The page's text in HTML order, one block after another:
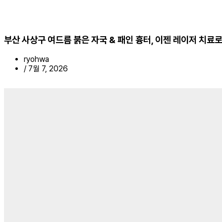
부산 사상구 여드름 붉은 자국 & 패인 흉터, 이젠 레이저 치료
ryohwa
/ 7월 7, 2026